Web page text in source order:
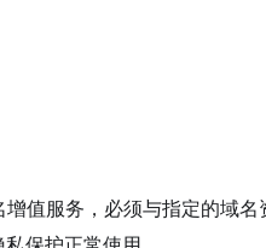
值服务，必须与指定的域名